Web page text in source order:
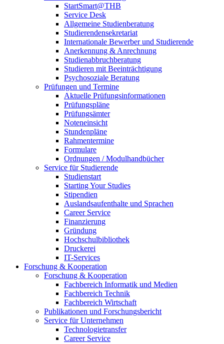
StartSmart@THB
Service Desk
Allgemeine Studienberatung
Studierendensekretariat
Internationale Bewerber und Studierende
Anerkennung & Anrechnung
Studienabbruchberatung
Studieren mit Beeinträchtigung
Psychosoziale Beratung
Prüfungen und Termine
Aktuelle Prüfungsinformationen
Prüfungspläne
Prüfungsämter
Noteneinsicht
Stundenpläne
Rahmentermine
Formulare
Ordnungen / Modulhandbücher
Service für Studierende
Studienstart
Starting Your Studies
Stipendien
Auslandsaufenthalte und Sprachen
Career Service
Finanzierung
Gründung
Hochschulbibliothek
Druckerei
IT-Services
Forschung & Kooperation
Forschung & Kooperation
Fachbereich Informatik und Medien
Fachbereich Technik
Fachbereich Wirtschaft
Publikationen und Forschungsbericht
Service für Unternehmen
Technologietransfer
Career Service